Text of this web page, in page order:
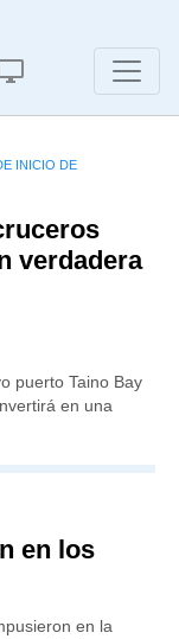
INICIO DE
verdadera
puerto Taino Bay
en una
en los
en la